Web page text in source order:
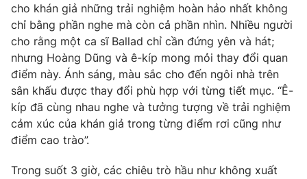
® Cấm sao chép dưới mọi hình thức nếu không có sự chấp
thuận bằng văn bản. Ghi rõ nguồn VTV.vn khi phát hành lại
thông tin từ website này.
cho khán giả những trải nghiệm hoàn hảo nhất không
chỉ bằng phần nghe mà còn cả phần nhìn. Nhiều người
cho rằng một ca sĩ Ballad chỉ cần đứng yên và hát;
nhưng Hoàng Dũng và ê-kíp mong mỏi thay đổi quan
điểm này. Ánh sáng, màu sắc cho đến ngôi nhà trên
sân khấu được thay đổi phù hợp với từng tiết mục. “Ê-
kíp đã cùng nhau nghe và tưởng tượng về trải nghiệm
cảm xúc của khán giả trong từng điểm rơi cũng như
điểm cao trào”.
Trong suốt 3 giờ, các chiêu trò hầu như không xuất